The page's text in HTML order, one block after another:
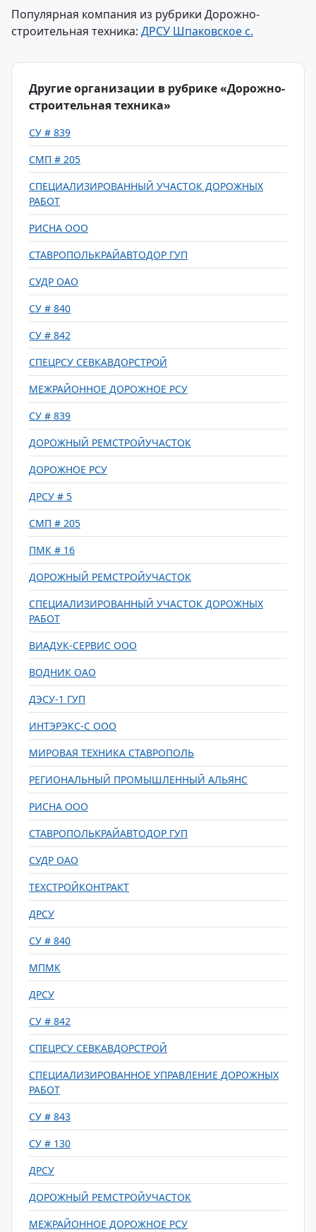
Популярная компания из рубрики Дорожно-
строительная техника: ДРСУ Шпаковское с.
Другие организации в рубрике «Дорожно-
строительная техника»
СУ # 839
СМП # 205
СПЕЦИАЛИЗИРОВАННЫЙ УЧАСТОК ДОРОЖНЫХ
РАБОТ
РИСНА ООО
СТАВРОПОЛЬКРАЙАВТОДОР ГУП
СУДР ОАО
СУ # 840
СУ # 842
СПЕЦРСУ СЕВКАВДОРСТРОЙ
МЕЖРАЙОННОЕ ДОРОЖНОЕ РСУ
СУ # 839
ДОРОЖНЫЙ РЕМСТРОЙУЧАСТОК
ДОРОЖНОЕ РСУ
ДРСУ # 5
СМП # 205
ПМК # 16
ДОРОЖНЫЙ РЕМСТРОЙУЧАСТОК
СПЕЦИАЛИЗИРОВАННЫЙ УЧАСТОК ДОРОЖНЫХ
РАБОТ
ВИАДУК-СЕРВИС ООО
ВОДНИК ОАО
ДЭСУ-1 ГУП
ИНТЭРЭКС-С ООО
МИРОВАЯ ТЕХНИКА СТАВРОПОЛЬ
РЕГИОНАЛЬНЫЙ ПРОМЫШЛЕННЫЙ АЛЬЯНС
РИСНА ООО
СТАВРОПОЛЬКРАЙАВТОДОР ГУП
СУДР ОАО
ТЕХСТРОЙКОНТРАКТ
ДРСУ
СУ # 840
МПМК
ДРСУ
СУ # 842
СПЕЦРСУ СЕВКАВДОРСТРОЙ
СПЕЦИАЛИЗИРОВАННОЕ УПРАВЛЕНИЕ ДОРОЖНЫХ
РАБОТ
СУ # 843
СУ # 130
ДРСУ
ДОРОЖНЫЙ РЕМСТРОЙУЧАСТОК
МЕЖРАЙОННОЕ ДОРОЖНОЕ РСУ